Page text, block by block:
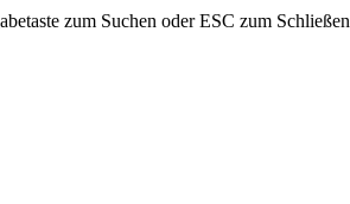
zum Suchen oder ESC zum Schließen